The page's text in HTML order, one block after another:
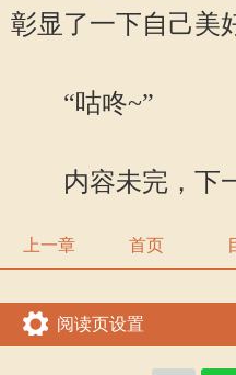
彰显了一下自己美
“咕咚~”
内容未完，下
上一章 首页
阅读页设置